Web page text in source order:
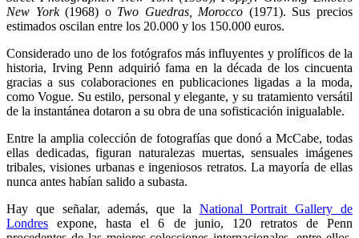
New York(1968) o Two Guedras, Morocco (1971). Sus precios
estimados oscilan entre los 20.000 y los 150.000 euros.
Considerado uno de los fotógrafos más influyentes y prolíficos de la
historia, Irving Penn adquirió fama en la década de los cincuenta
gracias a sus colaboraciones en publicaciones ligadas a la moda,
como Vogue. Su estilo, personal y elegante, y su tratamiento versátil
de la instantánea dotaron a su obra de una sofisticación inigualable.
Entre la amplia colección de fotografías que donó a McCabe, todas
ellas dedicadas, figuran naturalezas muertas, sensuales imágenes
tribales, visiones urbanas e ingeniosos retratos. La mayoría de ellas
nunca antes habían salido a subasta.
Hay que señalar, además, que la National Portrait Gallery de
Londres expone, hasta el 6 de junio, 120 retratos de Penn